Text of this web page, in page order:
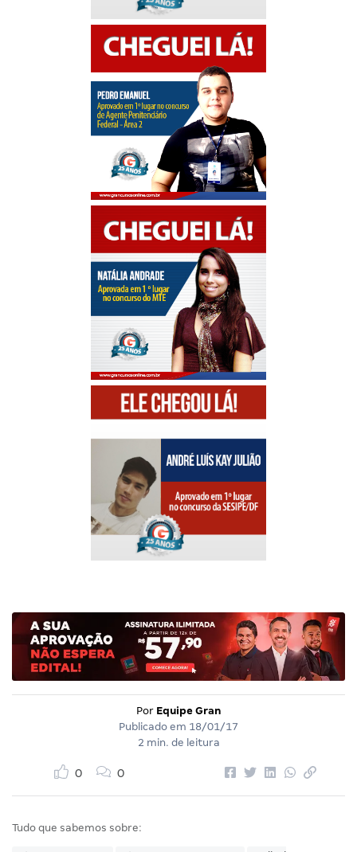
Por Equipe Gran
Publicado em 18/01/17
2 min. de leitura
0 0
Tudo que sabemos sobre: